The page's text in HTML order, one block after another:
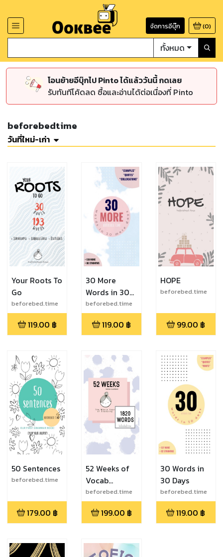
จัดการอีบุ๊ก (0)
ทั้งหมด
โอนย้ายอีบุ๊กไป Pinto ได้แล้ววันนี้ กดเลย
รับทันทีโค้ดลด ซื้อและอ่านได้ต่อเนื่องที่ Pinto
beforebedtime
วันที่ใหม่-เก่า
Your Roots To
Go
beforebed.time
119.00 ฿
30 More
Words in 30
More Days
beforebed.time
119.00 ฿
HOPE
beforebed.time
99.00 ฿
50 Sentences
beforebed.time
179.00 ฿
52 Weeks of
Vocab
Calendar
beforebed.time
199.00 ฿
30 Words in
30 Days
beforebed.time
119.00 ฿